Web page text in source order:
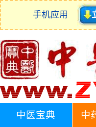
手机应用
中医宝典 中